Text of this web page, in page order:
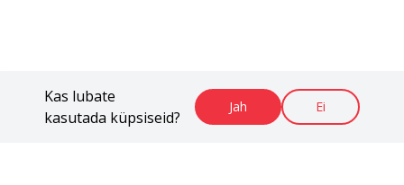
Kas lubate
kasutada küpsiseid?
Jah Ei